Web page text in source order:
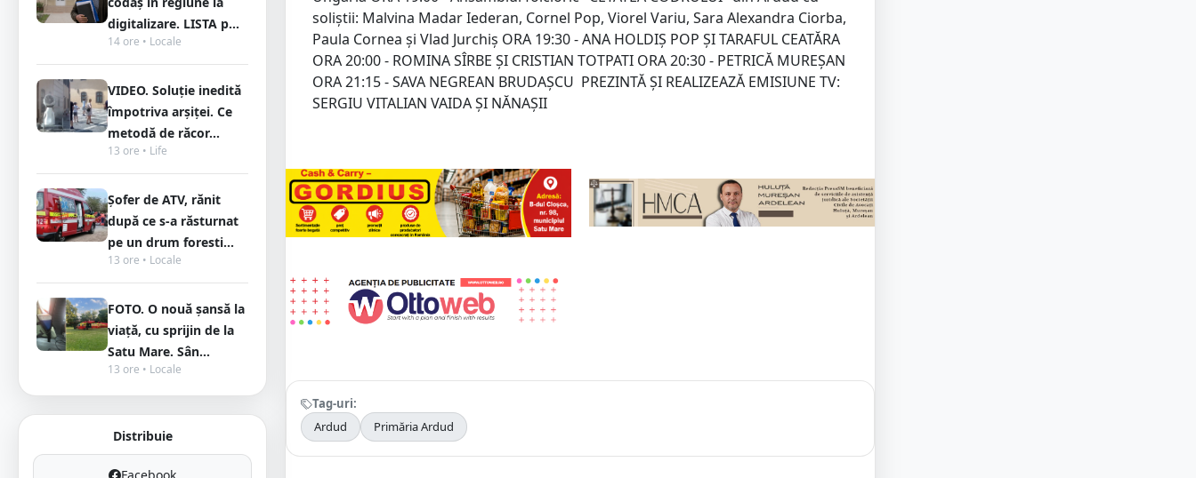
digitalizare. LISTA p...
14 ore • Locale
VIDEO. Soluție inedită
împotriva arșiței. Ce
metodă de răcor...
13 ore • Life
Șofer de ATV, rănit
după ce s-a răsturnat
pe un drum foresti...
13 ore • Locale
FOTO. O nouă șansă la
viață, cu sprijin de la
Satu Mare. Sân...
13 ore • Locale
Distribuie
soliştii: Malvina Madar Iederan, Cornel Pop, Viorel Variu, Sara Alexandra Ciorba,
Paula Cornea și Vlad Jurchiș ORA 19:30 - ANA HOLDIȘ POP ȘI TARAFUL CEATĂRA
ORA 20:00 - ROMINA SÎRBE ȘI CRISTIAN TOTPATI ORA 20:30 - PETRICĂ MUREȘAN
ORA 21:15 - SAVA NEGREAN BRUDAȘCU PREZINTĂ ȘI REALIZEAZĂ EMISIUNE TV:
SERGIU VITALIAN VAIDA ȘI NĂNAȘII
Tag-uri:
Ardud
Primăria Ardud